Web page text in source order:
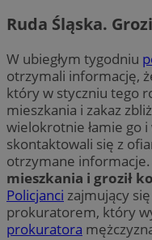
Ruda Śląska.
W ubiegłym tygodniu
otrzymali informację,
który w styczniu tego
mieszkania i zakaz
wielokrotnie łamie go
skontaktowali się z
otrzymane informacje.
mieszkania i groził
Policjanci zajmujący
prokuratorem, który
prokuratora